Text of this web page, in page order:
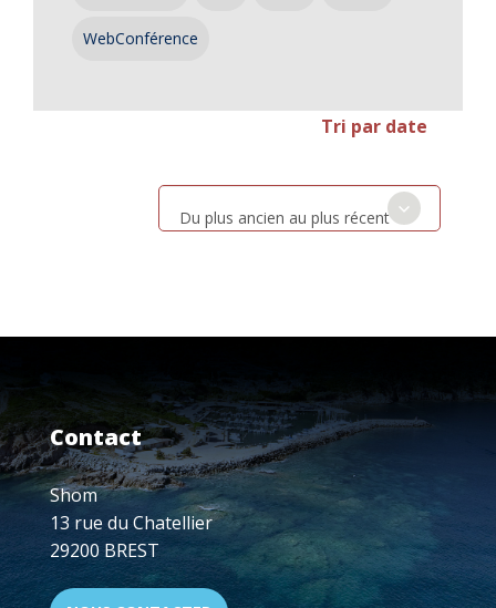
WebConférence
Tri par date
Du plus ancien au plus récent
Contact
Shom
13 rue du Chatellier
29200 BREST